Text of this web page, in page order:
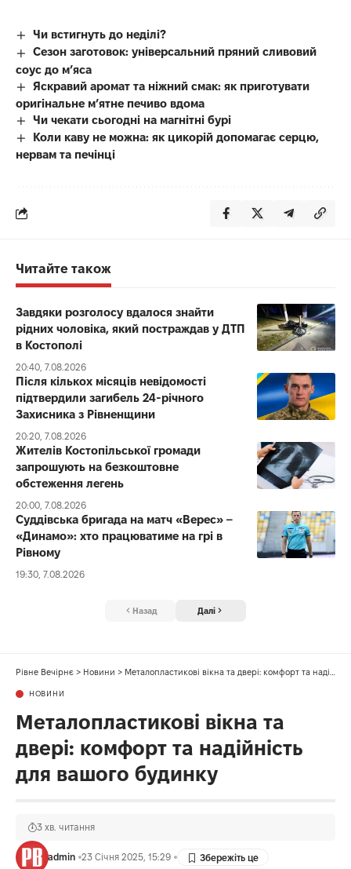
Чи встигнуть до неділі?
Сезон заготовок: універсальний пряний сливовий
соус до мʼяса
Яскравий аромат та ніжний смак: як приготувати
оригінальне м’ятне печиво вдома
Чи чекати сьогодні на магнітні бурі
Коли каву не можна: як цикорій допомагає серцю,
нервам та печінці
Читайте також
Завдяки розголосу вдалося знайти
рідних чоловіка, який постраждав у ДТП
в Костополі
20:40, 7.08.2026
Після кількох місяців невідомості
підтвердили загибель 24-річного
Захисника з Рівненщини
20:20, 7.08.2026
Жителів Костопільської громади
запрошують на безкоштовне
обстеження легень
20:00, 7.08.2026
Суддівська бригада на матч «Верес» –
«Динамо»: хто працюватиме на грі в
Рівному
19:30, 7.08.2026
Назад Далі
Рівне Вечірнє > Новини > Металопластикові вікна та двері: комфорт та надійність для вашого будинку
НОВИНИ
Металопластикові вікна та
двері: комфорт та надійність
для вашого будинку
admin 23 Січня 2025, 15:29
3 хв. читання